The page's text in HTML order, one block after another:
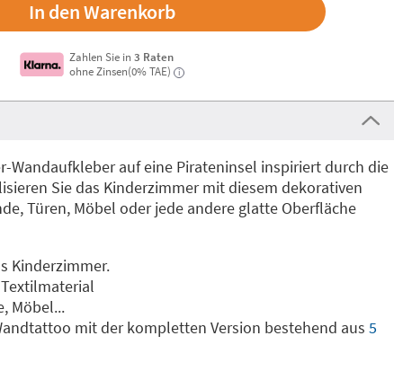
Zahlen Sie in3 Raten
ohne Zinsen(0% TAE)
i
Wandaufkleber auf eine Pirateninsel inspiriert durch die
Sie das Kinderzimmer mit diesem dekorativen
Türen, Möbel oder jede andere glatte Oberfläche
Kinderzimmer.
Möbel...
mit der kompletten Version bestehend aus 5